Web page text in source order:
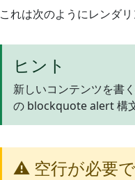
これは次のようにレンダリ
ヒント
新しいコンテンツを書
の blockquote alert 構
⚠️ 空行が必要で